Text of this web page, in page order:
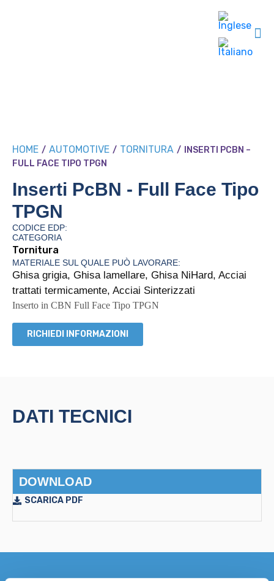
HOME / AUTOMOTIVE / TORNITURA /
INSERTI PCBN –
FULL FACE TIPO TPGN
Inserti PcBN - Full Face Tipo
TPGN
CODICE EDP:
CATEGORIA
Tornitura
MATERIALE SUL QUALE PUÒ LAVORARE:
Ghisa grigia, Ghisa lamellare, Ghisa NiHard, Acciai
trattati termicamente, Acciai Sinterizzati
Inserto in CBN Full Face Tipo TPGN
RICHIEDI INFORMAZIONI
DATI TECNICI
DOWNLOAD
SCARICA PDF